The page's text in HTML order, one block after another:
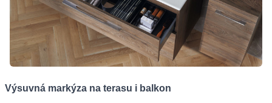
Výsuvná markýza na terasu i balkon